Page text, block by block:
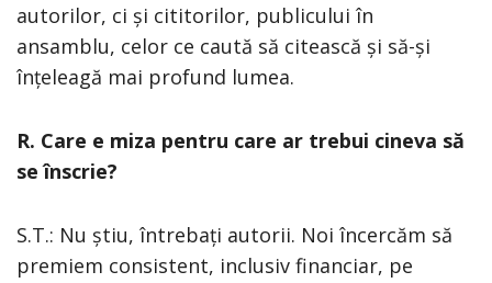
autorilor, ci și cititorilor, publicului în
ansamblu, celor ce caută să citească și să-și
înțeleagă mai profund lumea.
R. Care e miza pentru care ar trebui cineva să
se înscrie?
S.T.: Nu știu, întrebați autorii. Noi încercăm să
premiem consistent, inclusiv financiar, pe